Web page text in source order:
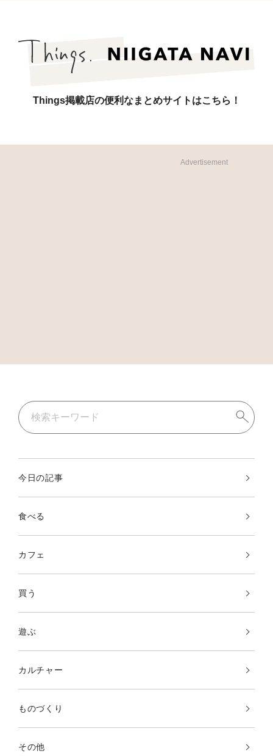
Things掲載店の便利なまとめサイトはこちら！
Advertisement
今日の記事
食べる
カフェ
買う
遊ぶ
カルチャー
ものづくり
その他